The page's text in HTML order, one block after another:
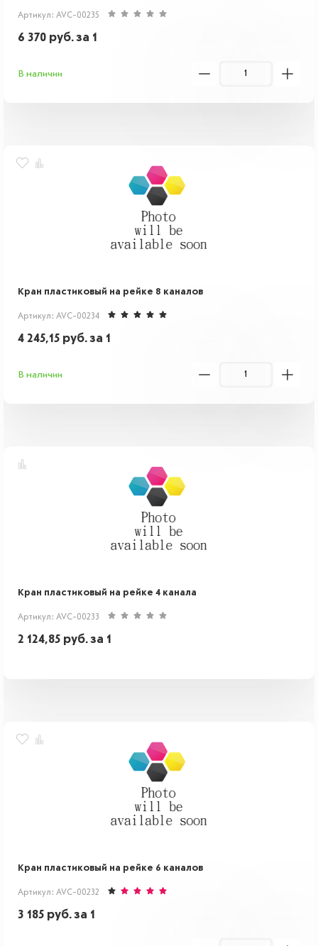
Артикул: AVC-00235
6 370 руб.за 1
В наличии
Кран пластиковый на рейке 8 каналов
Артикул: AVC-00234
4 245,15 руб.за 1
В наличии
Кран пластиковый на рейке 4 канала
Артикул: AVC-00233
2 124,85 руб.за 1
Кран пластиковый на рейке 6 каналов
Артикул: AVC-00232
3 185 руб.за 1